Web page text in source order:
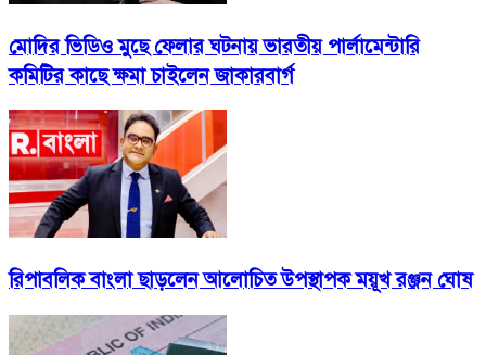
মোদির ভিডিও মুছে ফেলার ঘটনায় ভারতীয় পার্লামেন্টারি
কমিটির কাছে ক্ষমা চাইলেন জাকারবার্গ
রিপাবলিক বাংলা ছাড়লেন আলোচিত উপস্থাপক ময়ূখ রঞ্জন ঘোষ